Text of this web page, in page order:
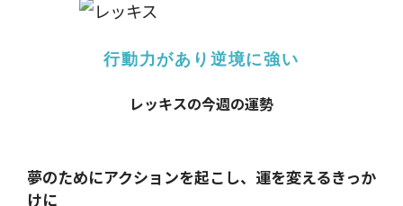
行動力があり逆境に強い
レッキスの今週の運勢
夢のためにアクションを起こし、運を変えるきっか
けに